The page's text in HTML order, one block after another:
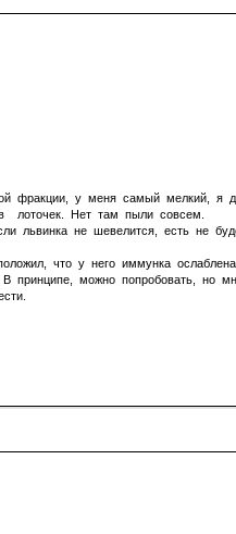
фракции, у меня самый мелкий,
лоточек. Нет там пыли совсем.
львинка не шевелится, есть не
что у него иммунка
принципе, можно попробовать, но